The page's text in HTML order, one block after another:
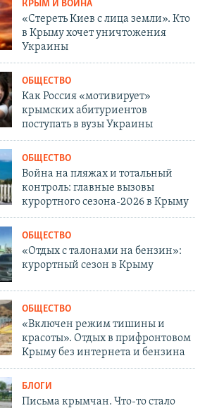
КРЫМ И ВОЙНА
«Стереть Киев с лица земли». Кто
в Крыму хочет уничтожения
Украины
ОБЩЕСТВО
Как Россия «мотивирует»
крымских абитуриентов
поступать в вузы Украины
ОБЩЕСТВО
Война на пляжах и тотальный
контроль: главные вызовы
курортного сезона-2026 в Крыму
ОБЩЕСТВО
«Отдых с талонами на бензин»:
курортный сезон в Крыму
ОБЩЕСТВО
«Включен режим тишины и
красоты». Отдых в прифронтовом
Крыму без интернета и бензина
БЛОГИ
Письма крымчан. Что-то стало